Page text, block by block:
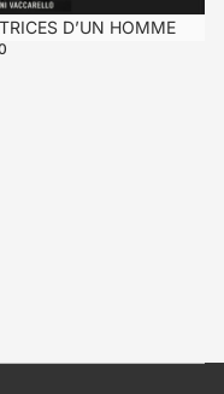
D’UN HOMME